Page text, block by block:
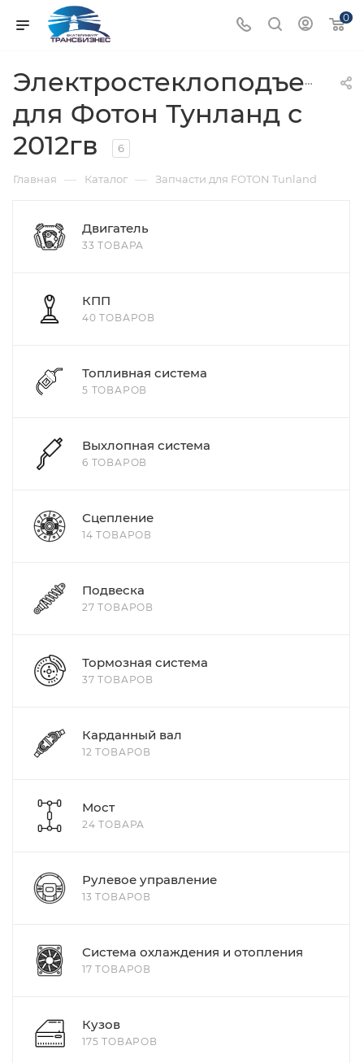
0
для Фотон Тунланд с
2012гв
6
Главная — Каталог — Запчасти для FOTON Tunland
Двигатель
33 ТОВАРА
КПП
40 ТОВАРОВ
Топливная система
5 ТОВАРОВ
Выхлопная система
6 ТОВАРОВ
Сцепление
14 ТОВАРОВ
Подвеска
27 ТОВАРОВ
Тормозная система
37 ТОВАРОВ
Карданный вал
12 ТОВАРОВ
Мост
24 ТОВАРА
Рулевое управление
13 ТОВАРОВ
Система охлаждения и отопления
17 ТОВАРОВ
Кузов
175 ТОВАРОВ